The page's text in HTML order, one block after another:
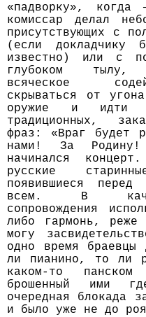
«падворку»,
комиссар делал
присутствующих с
(если докладчику
известно) или с
глубоком тылу,
всяческое
скрываться от
оружие и идти
традиционных,
фраз: «Враг будет
нами! За
начинался
русские
появившиеся перед
всем. В
сопровождения
либо гармонь, реже
могу
одно время
ли пианино, то ли
каком-то
брошенный ими
очередная блокада
и было уже не до